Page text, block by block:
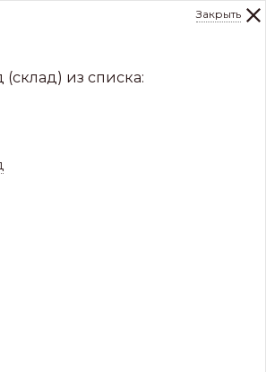
291-000
и комплектующие
Закрыть
из списка: